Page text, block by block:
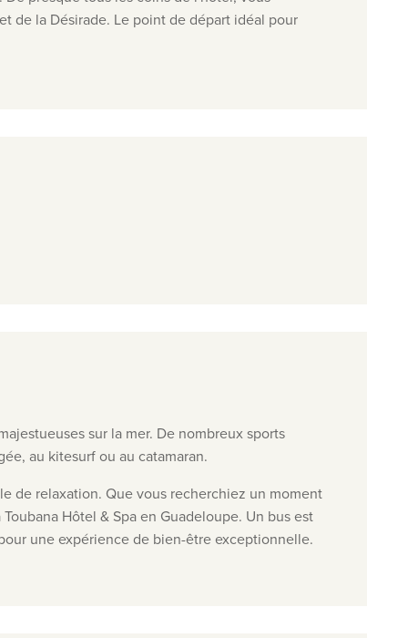
de la Désirade. Le point de départ idéal pour
sur la mer. De nombreux sports
au kitesurf ou au catamaran.
de relaxation. Que vous recherchiez un moment
Hôtel & Spa en Guadeloupe. Un bus est
une expérience de bien-être exceptionnelle.